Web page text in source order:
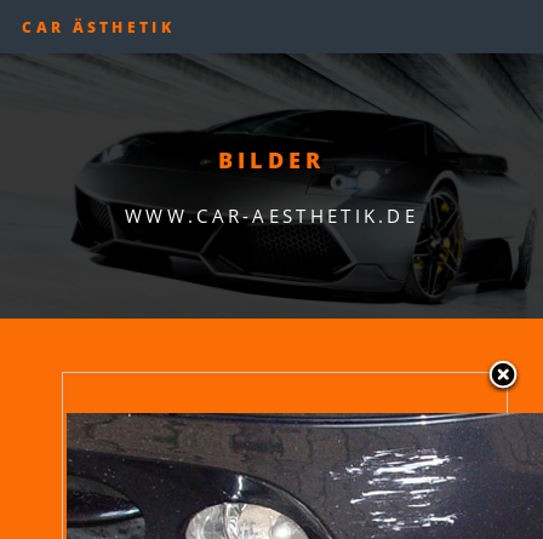
CAR ÄSTHETIK
BILDER
WWW.CAR-AESTHETIK.DE